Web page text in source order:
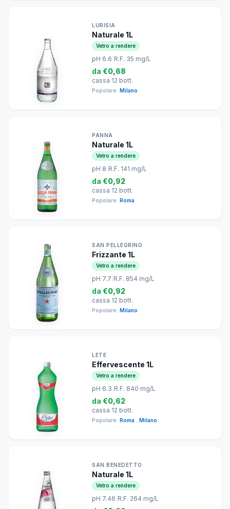
LURISIA
Naturale 1L
Vetro a rendere
pH 6.6 R.F. 35 mg/L
da €0,68
cassa 12 bott.
Popolare: Milano
PANNA
Naturale 1L
Vetro a rendere
pH 8 R.F. 141 mg/L
da €0,92
cassa 12 bott.
Popolare: Roma
SAN PELLEGRINO
Frizzante 1L
Vetro a rendere
pH 7.7 R.F. 854 mg/L
da €0,92
cassa 12 bott.
Popolare: Milano
LETE
Effervescente 1L
Vetro a rendere
pH 6.3 R.F. 840 mg/L
da €0,62
cassa 12 bott.
Popolare: Roma Milano
SAN BENEDETTO
Naturale 1L
Vetro a rendere
pH 7.46 R.F. 264 mg/L